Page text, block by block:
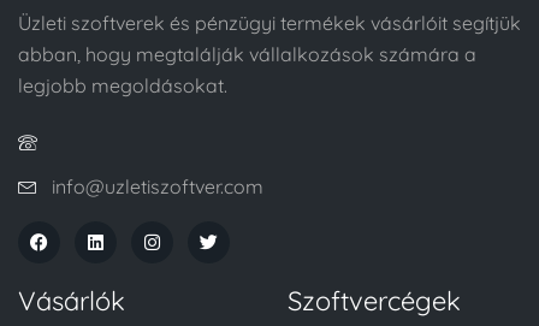
Üzleti szoftverek és pénzügyi termékek vásárlóit segítjük
abban, hogy megtalálják vállalkozások számára a
legjobb megoldásokat.
info@uzletiszoftver.com
Vásárlók Szoftvercégek